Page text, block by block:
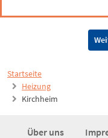
Startseite
Heizung
Kirchheim
Über uns